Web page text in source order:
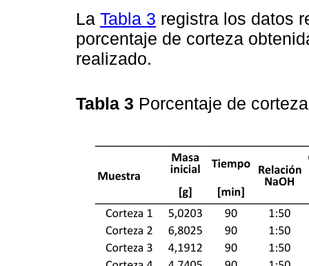
La Tabla 3 registra los datos
porcentaje de corteza
realizado.
Tabla 3 Porcentaje de